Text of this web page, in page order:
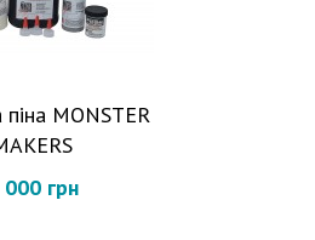
MONSTER
000 грн